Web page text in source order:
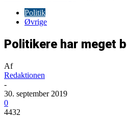
Politik
Øvrige
Politikere har meget
Af
Redaktionen
-
30. september 2019
0
4432